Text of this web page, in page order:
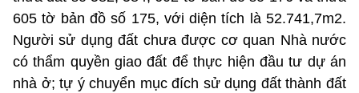
605 tờ bản đồ số 175, với diện tích là 52.741,7m2.
Người sử dụng đất chưa được cơ quan Nhà nước
có thẩm quyền giao đất để thực hiện đầu tư dự án
nhà ở; tự ý chuyển mục đích sử dụng đất thành đất